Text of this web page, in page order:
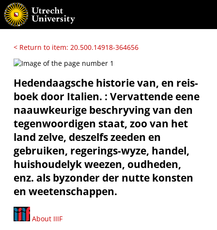
< Return to item: 20.500.14918-364656
Hedendaagsche historie van, en reis-
boek door Italien. : Vervattende eene
naauwkeurige beschryving van den
tegenwoordigen staat, zoo van het
land zelve, deszelfs zeeden en
gebruiken, regerings-wyze, handel,
huishoudelyk weezen, oudheden,
enz. als byzonder der nutte konsten
en weetenschappen.
About IIIF